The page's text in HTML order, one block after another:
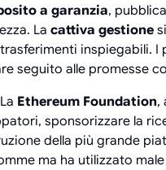
a garanzia,
La cattiva gestione
inspiegabili. I
seguito alle promesse
Ethereum Foundation,
sponsorizzare la
della più grande
ma ha utilizzato